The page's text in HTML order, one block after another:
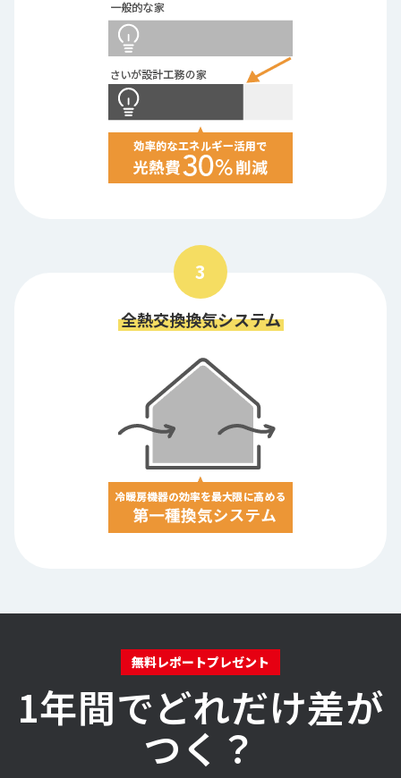
3
全熱交換換気システム
無料レポートプレゼント
1年間でどれだけ差が
つく？